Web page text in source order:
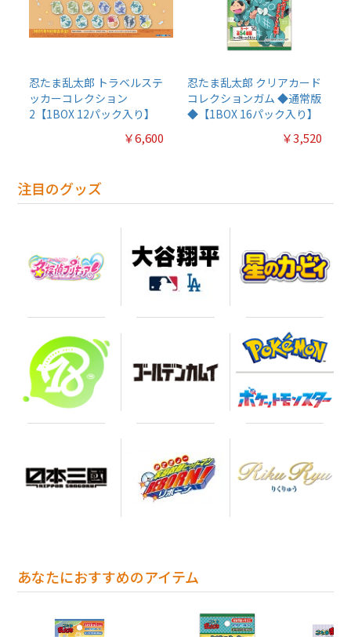
忍たま乱太郎 トラベルステ
ッカーコレクション
2【1BOX 12パック入り】
￥6,600
忍たま乱太郎 クリアカード
コレクションガム ◆通常版
◆【1BOX 16パック入り】
￥3,520
注目のグッズ
あなたにおすすめのアイテム